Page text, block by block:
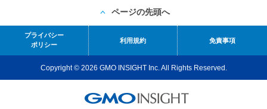
ページの先頭へ
プライバシー
ポリシー
利用規約 免責事項
Copyright © 2026 GMO INSIGHT Inc. All Rights Reserved.